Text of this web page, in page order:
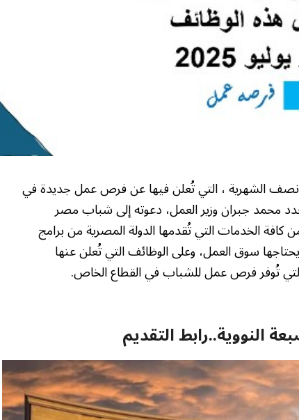
الشهرية ، التي تُعلن فيها عن فرص عمل جديدة في
محمد جبران وزير العمل، دعوته إلى شباب مصر
كافة الخدمات التي تُقدمها الدولة المصرية من برامج
سوق العمل، وعلى الوظائف التي تُعلن عنها
تُوفر فرص عمل للشباب في القطاع الخاص.